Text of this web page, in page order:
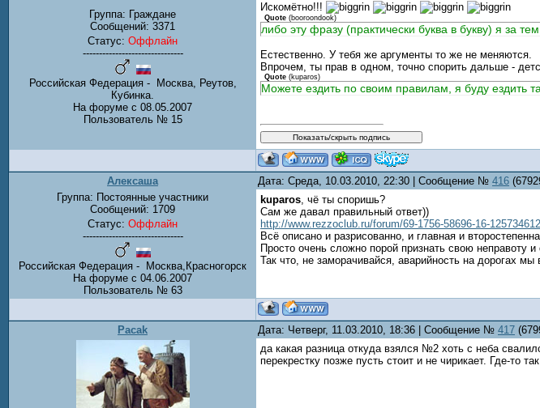
Группа: Граждане
Сообщений: 3371
Статус: Оффлайн
-------------------------------
Российская Федерация - Москва, Реутов,
Кубинка.
На форуме с 08.05.2007
Пользователь № 15
Искомётно!!!
Quote (booroondook)
либо эту фразу (практически буква в букву) я за
Естественно. У тебя же аргументы то же не меняются.
Впрочем, ты прав в одном, точно спорить дальше -
Quote (kuparos)
Можете ездить по своим правилам, я буду ездить
Алексаша Дата: Среда, 10.03.2010, 22:30 | Сообщение № 416
Группа: Постоянные участники
Сообщений: 1709
Статус: Оффлайн
-------------------------------
Российская Федерация - Москва,Красногорск
На форуме с 04.06.2007
Пользователь № 63
kuparos, чё ты споришь?
Сам же давал правильный ответ))
http://www.rezzoclub.ru/forum/69-1756-58696-16-
Всё описано и разрисованно, и главная и
Просто очень сложно порой признать свою неправоту
Так что, не заморачивайся, аварийность на дорогах мы
Pacak Дата: Четверг, 11.03.2010, 18:36 | Сообщение № 417
да какая разница откуда взялся №2 хоть с неба
перекрестку позже пусть стоит и не чирикает. Где-то